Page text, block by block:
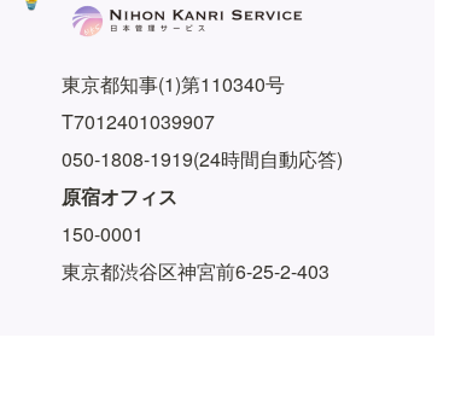
東京都知事(1)第110340号
T7012401039907
050-1808-1919(24時間自動応答)
原宿オフィス
150-0001
東京都渋谷区神宮前6-25-2-403